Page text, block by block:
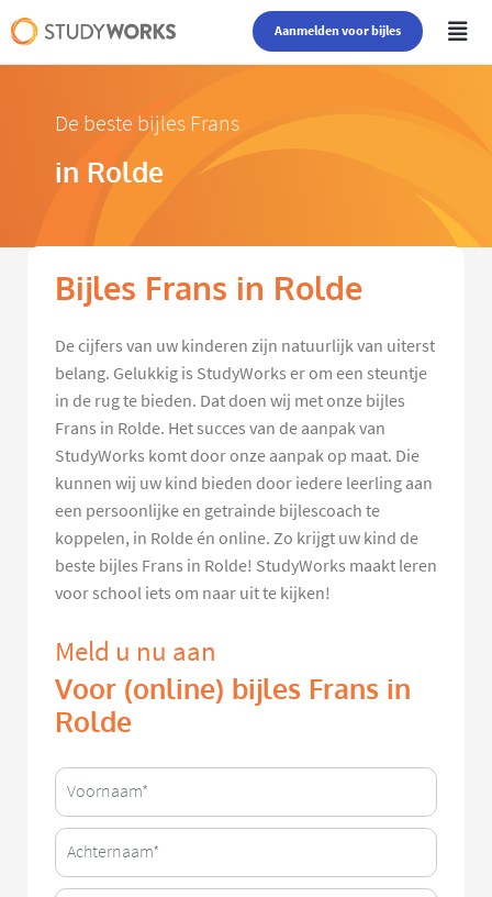
Aanmelden voor bijles
De beste bijles Frans
in Rolde
Bijles Frans in Rolde
De cijfers van uw kinderen zijn natuurlijk van uiterst
belang. Gelukkig is StudyWorks er om een steuntje
in de rug te bieden. Dat doen wij met onze bijles
Frans in Rolde. Het succes van de aanpak van
StudyWorks komt door onze aanpak op maat. Die
kunnen wij uw kind bieden door iedere leerling aan
een persoonlijke en getrainde bijlescoach te
koppelen, in Rolde én online. Zo krijgt uw kind de
beste bijles Frans in Rolde! StudyWorks maakt leren
voor school iets om naar uit te kijken!
Meld u nu aan
Voor (online) bijles Frans in
Rolde